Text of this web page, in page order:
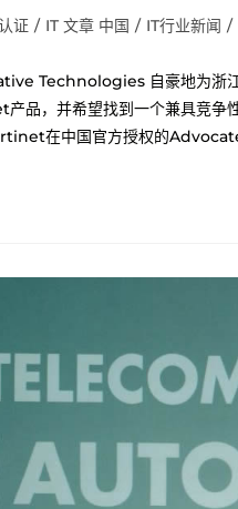
证 / IT 文章 中国 / IT行业新闻 /
Technologies 自豪地为浙
品，并希望找到一个兼具竞
在中国官方授权的